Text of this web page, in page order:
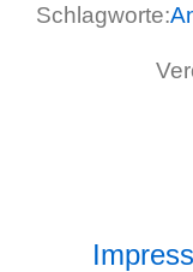
Schlagworte: